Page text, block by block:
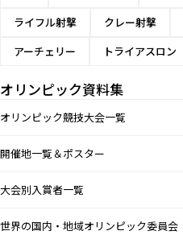
ライフル射撃
クレー射撃
アーチェリー
トライアスロン
オリンピック資料集
オリンピック競技大会一覧
開催地一覧＆ポスター
大会別入賞者一覧
世界の国内・地域オリンピック委員会